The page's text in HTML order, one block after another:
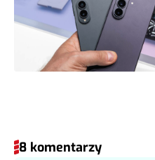
8 komentarzy